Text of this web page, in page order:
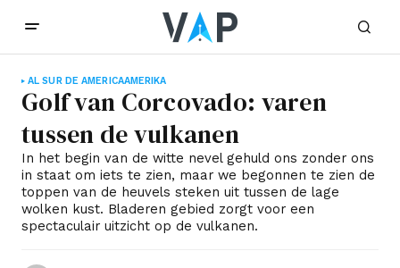
AL SUR DE AMERICAAMERIKA
Golf van Corcovado: varen
tussen de vulkanen
In het begin van de witte nevel gehuld ons zonder ons
in staat om iets te zien, maar we begonnen te zien de
toppen van de heuvels steken uit tussen de lage
wolken kust. Bladeren gebied zorgt voor een
spectaculair uitzicht op de vulkanen.